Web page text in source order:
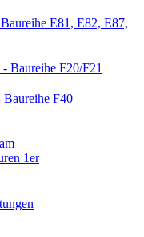
E81, E82, E87,
Baureihe F20/F21
F40
1er